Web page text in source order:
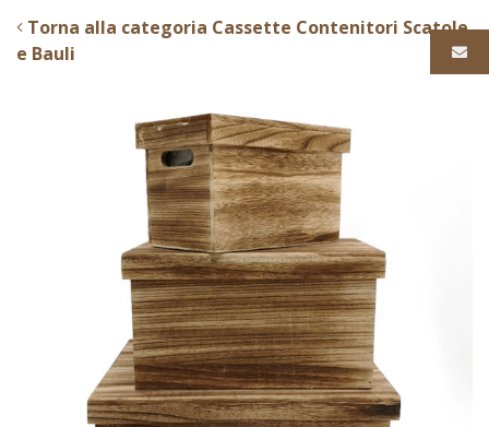
Torna alla categoria Cassette Contenitori Scatole
e Bauli